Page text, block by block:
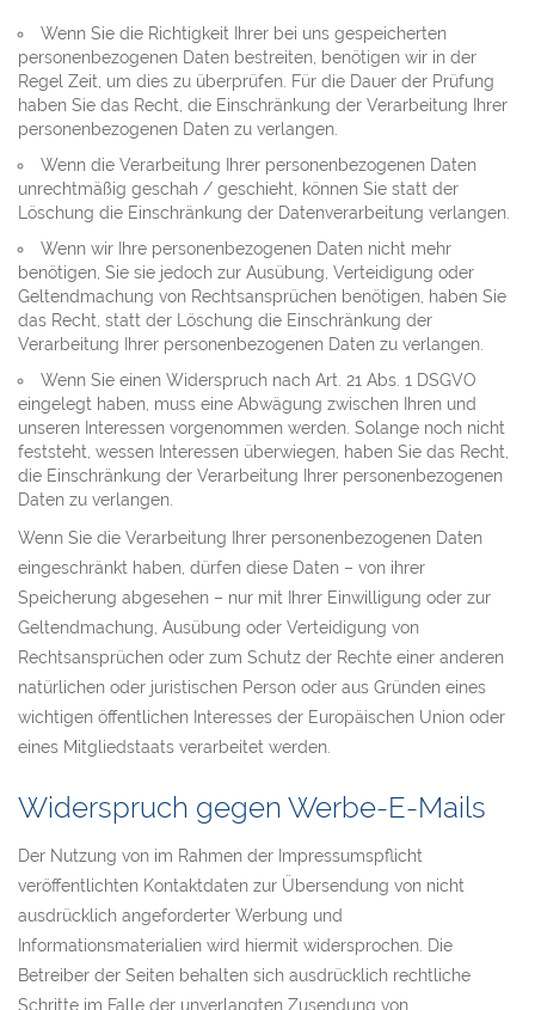
Wenn Sie die Richtigkeit Ihrer bei uns gespeicherten
personenbezogenen Daten bestreiten, benötigen wir in der
Regel Zeit, um dies zu überprüfen. Für die Dauer der Prüfung
haben Sie das Recht, die Einschränkung der Verarbeitung Ihrer
personenbezogenen Daten zu verlangen.
Wenn die Verarbeitung Ihrer personenbezogenen Daten
unrechtmäßig geschah / geschieht, können Sie statt der
Löschung die Einschränkung der Datenverarbeitung verlangen.
Wenn wir Ihre personenbezogenen Daten nicht mehr
benötigen, Sie sie jedoch zur Ausübung, Verteidigung oder
Geltendmachung von Rechtsansprüchen benötigen, haben Sie
das Recht, statt der Löschung die Einschränkung der
Verarbeitung Ihrer personenbezogenen Daten zu verlangen.
Wenn Sie einen Widerspruch nach Art. 21 Abs. 1 DSGVO
eingelegt haben, muss eine Abwägung zwischen Ihren und
unseren Interessen vorgenommen werden. Solange noch nicht
feststeht, wessen Interessen überwiegen, haben Sie das Recht,
die Einschränkung der Verarbeitung Ihrer personenbezogenen
Daten zu verlangen.
Wenn Sie die Verarbeitung Ihrer personenbezogenen Daten
eingeschränkt haben, dürfen diese Daten – von ihrer
Speicherung abgesehen – nur mit Ihrer Einwilligung oder zur
Geltendmachung, Ausübung oder Verteidigung von
Rechtsansprüchen oder zum Schutz der Rechte einer anderen
natürlichen oder juristischen Person oder aus Gründen eines
wichtigen öffentlichen Interesses der Europäischen Union oder
eines Mitgliedstaats verarbeitet werden.
Widerspruch gegen Werbe-E-Mails
Der Nutzung von im Rahmen der Impressumspflicht
veröffentlichten Kontaktdaten zur Übersendung von nicht
ausdrücklich angeforderter Werbung und
Informationsmaterialien wird hiermit widersprochen. Die
Betreiber der Seiten behalten sich ausdrücklich rechtliche
Schritte im Falle der unverlangten Zusendung von